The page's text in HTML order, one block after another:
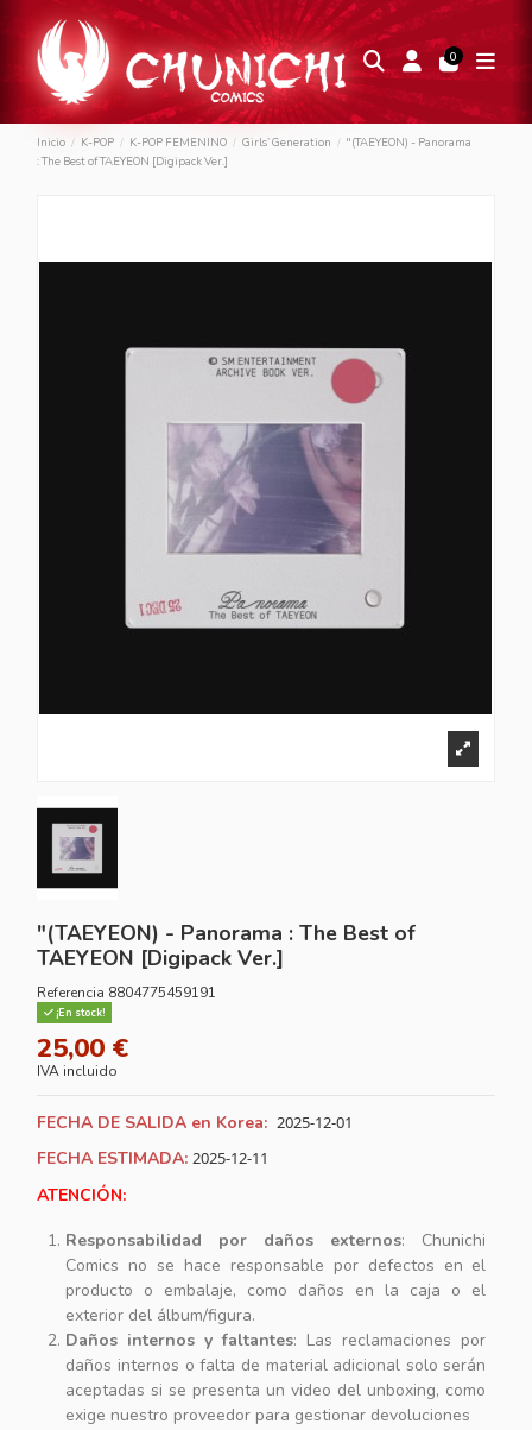
0
Inicio K-POP K-POP FEMENINO Girls’ Generation
"(TAEYEON) - Panorama
: The Best of TAEYEON [Digipack Ver.]
"(TAEYEON) - Panorama : The Best of
TAEYEON [Digipack Ver.]
Referencia 8804775459191
¡En stock!
25,00 €
IVA incluido
FECHA DE SALIDA en Korea: 2025-12-01
FECHA ESTIMADA:2025-12-11
ATENCIÓN:
Responsabilidad por daños externos: Chunichi
Comics no se hace responsable por defectos en el
producto o embalaje, como daños en la caja o el
exterior del álbum/figura.
Daños internos y faltantes: Las reclamaciones por
daños internos o falta de material adicional solo serán
aceptadas si se presenta un video del unboxing, como
exige nuestro proveedor para gestionar devoluciones